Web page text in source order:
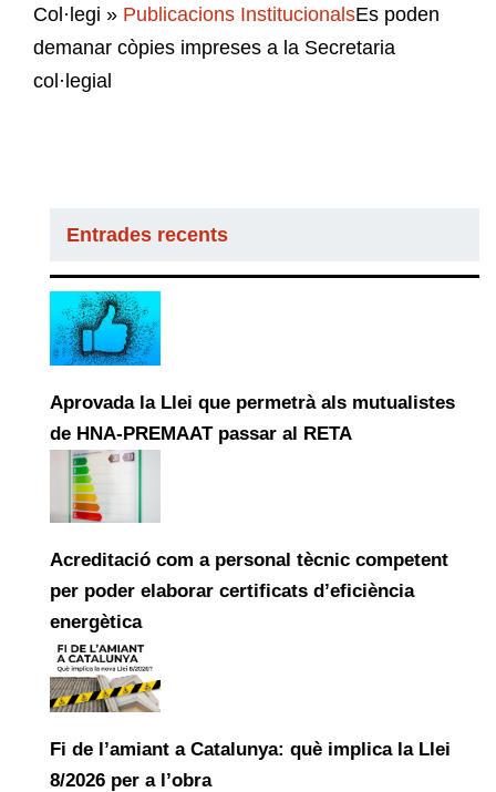
Col·legi » Publicacions InstitucionalsEs poden
demanar còpies impreses a la Secretaria
col·legial
Entrades recents
Aprovada la Llei que permetrà als mutualistes
de HNA-PREMAAT passar al RETA
Acreditació com a personal tècnic competent
per poder elaborar certificats d’eficiència
energètica
Fi de l’amiant a Catalunya: què implica la Llei
8/2026 per a l’obra